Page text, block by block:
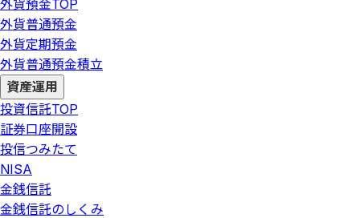
外貨預金TOP
外貨普通預金
外貨定期預金
外貨普通預金積立
資産運用
投資信託TOP
証券口座開設
投信つみたて
NISA
金銭信託
金銭信託のしくみ